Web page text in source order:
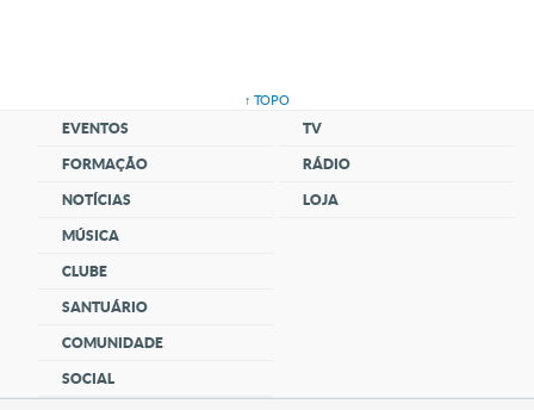
↑ TOPO
EVENTOS
FORMAÇÃO
NOTÍCIAS
MÚSICA
CLUBE
SANTUÁRIO
COMUNIDADE
SOCIAL
TV
RÁDIO
LOJA